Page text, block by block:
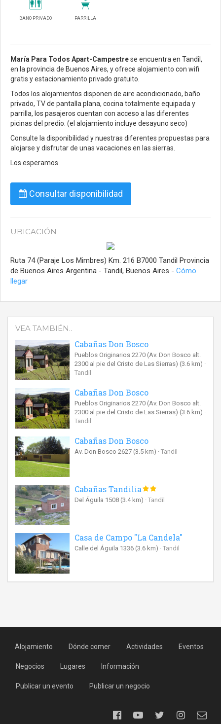
BAÑO PRIVADO PARRILLA
María Para Todos Apart-Campestrese encuentra en Tandil,
en la provincia de Buenos Aires, y ofrece alojamiento con wifi
gratis y estacionamiento privado gratuito.
Todos los alojamientos disponen de aire acondicionado, baño
privado, TV de pantalla plana, cocina totalmente equipada y
parrilla, los pasajeros cuentan con acceso a las diferentes
picinas del predio. (el alojamiento incluye desayuno seco)
Consulte la disponibilidad y nuestras diferentes propuestas para
alojarse y disfrutar de unas vacaciones en las sierras.
Los esperamos
Consultar disponibilidad
UBICACIÓN
Ruta 74 (Paraje Los Mimbres) Km. 216 B7000 Tandil Provincia
de Buenos Aires Argentina - Tandil, Buenos Aires - Cómo
llegar
VEA TAMBIÉN..
Cabañas Don Bosco
Pueblos Originarios 2270 (Av. Don Bosco alt.
2300 al pie del Cristo de Las Sierras) (3.6 km)
Tandil
Cabañas Don Bosco
Pueblos Originarios 2270 (Av. Don Bosco alt.
2300 al pie del Cristo de Las Sierras) (3.6 km)
Tandil
Cabañas Don Bosco
Av. Don Bosco 2627 (3.5 km) Tandil
Cabañas Tandilia
Del Águila 1508 (3.4 km) Tandil
Casa de Campo "La Candela"
Calle del Águila 1336 (3.6 km) Tandil
Alojamiento Dónde comer Actividades Eventos
Negocios Lugares Información
Publicar un evento Publicar un negocio